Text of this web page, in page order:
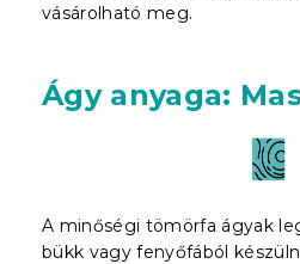
vásárolható meg.
Ágy anyaga:
A minőségi tömörfa ágyak
bükk vagy fenyőfából